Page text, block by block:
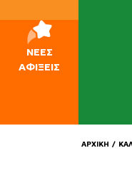
ΝΕΕΣ
ΑΦΙΞΕΙΣ
ΑΡΧΙΚΗ /